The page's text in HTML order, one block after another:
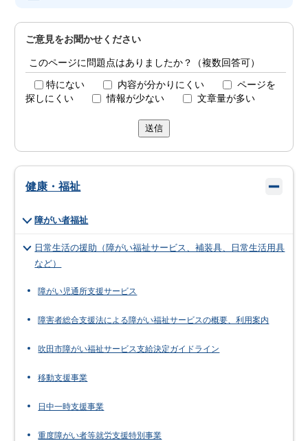
ご意見をお聞かせください
このページに問題点はありましたか？（複数回答可）
特にない 内容が分かりにくい
ページを
探しにくい
情報が少ない 文章量が多い
送信
健康・福祉
障がい者福祉
日常生活の援助（障がい福祉サービス、補装具、日常生活用具
など）
障がい児通所支援サービス
障害者総合支援法による障がい福祉サービスの概要、利用案内
吹田市障がい福祉サービス支給決定ガイドライン
移動支援事業
日中一時支援事業
重度障がい者等就労支援特別事業